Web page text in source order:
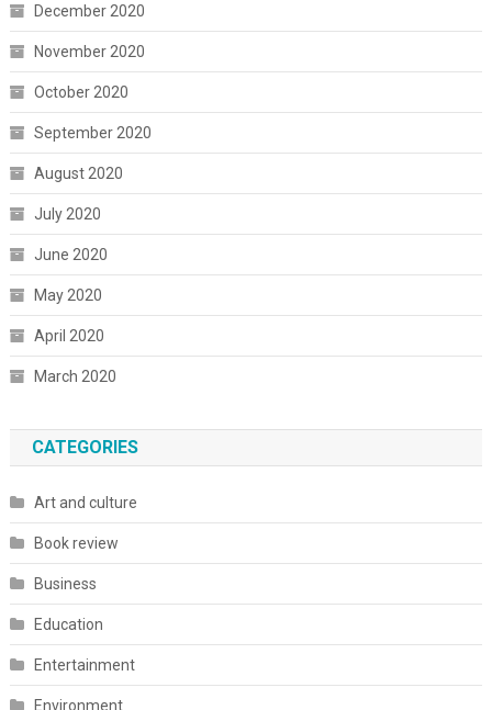
December 2020
November 2020
October 2020
September 2020
August 2020
July 2020
June 2020
May 2020
April 2020
March 2020
CATEGORIES
Art and culture
Book review
Business
Education
Entertainment
Environment